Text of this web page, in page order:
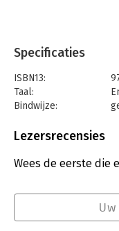
Specificaties
ISBN13:
Taal:
Bindwijze:
Uitgever:
Lezersrecensies
Wees de eerste die
Uw